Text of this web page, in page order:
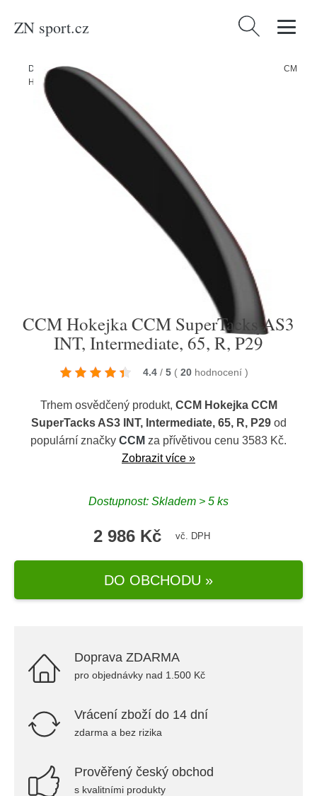
ZN sport.cz Vyhledávání
Domů/Produkty
CCM
Hokejka CCM SuperTacks AS3 INT, Intermediate, 65, R, P29
CCM Hokejka CCM SuperTacks AS3
INT, Intermediate, 65, R, P29
4.4 / 5 ( 20 hodnocení )
Trhem osvědčený produkt, CCM Hokejka CCM
SuperTacks AS3 INT, Intermediate, 65, R, P29od
populární značky CCM za přívětivou cenu 3583 Kč.
Zobrazit více »
Dostupnost: Skladem > 5 ks
2 986 Kč vč. DPH
DO OBCHODU »
Doprava ZDARMA
pro objednávky nad 1.500 Kč
Vrácení zboží do 14 dní
zdarma a bez rizika
Prověřený český obchod
s kvalitními produkty